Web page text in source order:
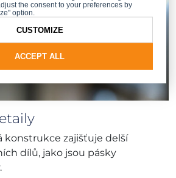
konstrukce zajišťuje delší
dílů, jako jsou pásky
the consent to your preferences by
option.
ACCEPT ALL
CUSTOMIZE